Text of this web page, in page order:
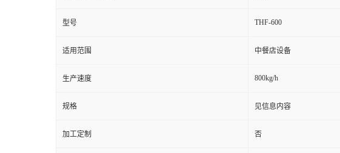
型号 THF-600
适用范围 中餐店设备
生产速度 800kg/h
规格 见信息内容
加工定制 否